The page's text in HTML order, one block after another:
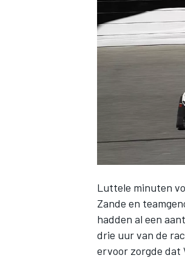
INDYCAR
WEC
Luttele minuten
Zande en
hadden al een
drie uur van de
ervoor zorgde dat